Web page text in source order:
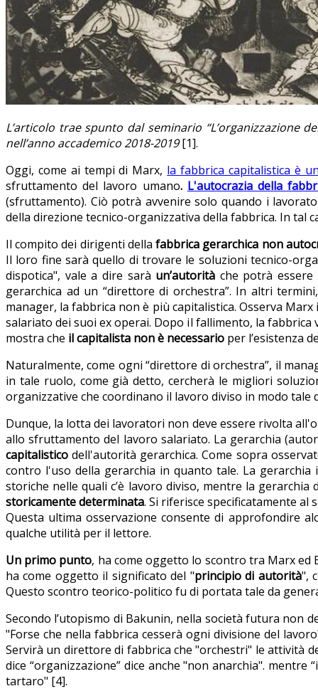
L’articolo trae spunto dal seminario “L’organizzazione
nell’anno accademico 2018-2019[1].
Oggi, come ai tempi di Marx, la fabbrica capitalistica è
sfruttamento del lavoro umano. L'autocrazia della
(sfruttamento). Ciò potrà avvenire solo quando i
della direzione tecnico-organizzativa della fabbrica. In
Il compito dei dirigenti dellafabbrica gerarchica non
Il loro fine sarà quello di trovare le soluzioni tecnico-
dispotica", vale a dire sarà un’autorità che potrà
gerarchica ad un “direttore di orchestra”. In altri
manager, la fabbrica non è più capitalistica. Osserva
salariato dei suoi ex operai. Dopo il fallimento, la
mostra che il capitalista non è necessario per l’esistenza
Naturalmente, come ogni “direttore di orchestra”, il
in tale ruolo, come già detto, cercherà le migliori
organizzative che coordinano il lavoro diviso in modo
Dunque, la lotta dei lavoratori non deve essere rivolta
allo sfruttamento del lavoro salariato. La gerarchia
capitalistico dell'autorità gerarchica. Come sopra
contro l'uso della gerarchia in quanto tale. La
storiche nelle quali c’è lavoro diviso, mentre la
storicamente determinata. Si riferisce specificatamente al
Questa ultima osservazione consente di approfondire
qualche utilità per il lettore.
Un primo punto, ha come oggetto lo scontro tra Marx ed
ha come oggetto il significato del "principio di autorità",
Questo scontro teorico-politico fu di portata tale da
Secondo l’utopismo di Bakunin, nella società futura non
"Forse che nella fabbrica cesserà ogni divisione del
Servirà un direttore di fabbrica che "orchestri" le attività
dice “organizzazione” dice anche "non anarchia".
tartaro" [4].